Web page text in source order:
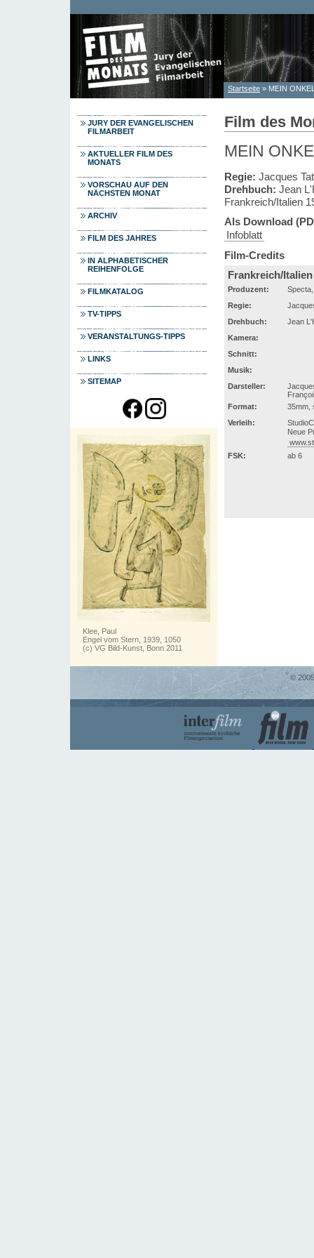
Sie sind hier
Startseite » MEIN
JURY DER EVANGELISCHEN
FILMARBEIT
AKTUELLER FILM DES
MONATS
VORSCHAU AUF DEN
NÄCHSTEN MONAT
ARCHIV
FILM DES JAHRES
IN ALPHABETISCHER
REIHENFOLGE
FILMKATALOG
TV-TIPPS
VERANSTALTUNGS-TIPPS
LINKS
SITEMAP
Klee, Paul
Engel vom Stern, 1939, 1050
(c) VG Bild-Kunst, Bonn 2011
Film des
MEIN
Regie: Jacques
Drehbuch: Jean
Frankreich/Italien
Als Download
Infoblatt
Film-Credits
Frankreich/Italien
Produzent:
Regie:
Drehbuch:
Jean
Kamera:
Schnitt:
Musik:
Darsteller:
Format:
35mm,
Verleih:
Neue
FSK:
ab 6
©